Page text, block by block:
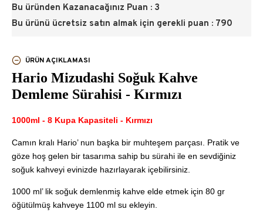
Bu üründen Kazanacağınız Puan : 3
Bu ürünü ücretsiz satın almak için gerekli puan : 790
ÜRÜN AÇIKLAMASI
Hario Mizudashi Soğuk Kahve
Demleme Sürahisi - Kırmızı
1000ml - 8 Kupa Kapasiteli - Kırmızı
Camın kralı Hario’ nun başka bir muhteşem parçası. Pratik ve
göze hoş gelen bir tasarıma sahip bu sürahi ile en sevdiğiniz
soğuk kahveyi evinizde hazırlayarak içebilirsiniz.
1000 ml’ lik soğuk demlenmiş kahve elde etmek için 80 gr
öğütülmüş kahveye 1100 ml su ekleyin.